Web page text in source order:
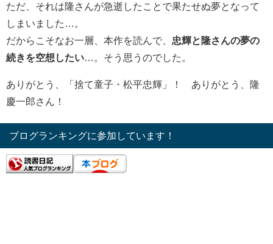
ただ、それは隆さんが急逝したことで果たせぬ夢となって
しまいました…。
だからこそなお一層、本作を読んで、 忠輝と隆さんの夢の
続きを空想したい …。そう思うのでした。
ありがとう、「捨て童子・松平忠輝」！ ありがとう、隆
慶一郎さん！
ブログランキングに参加しています！